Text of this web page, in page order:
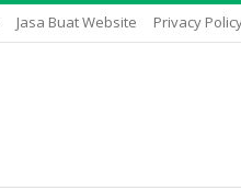
Jasa Buat Website Privacy